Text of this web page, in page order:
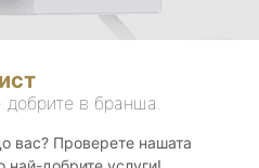
добрите в бранша.
вас? Проверете нашата